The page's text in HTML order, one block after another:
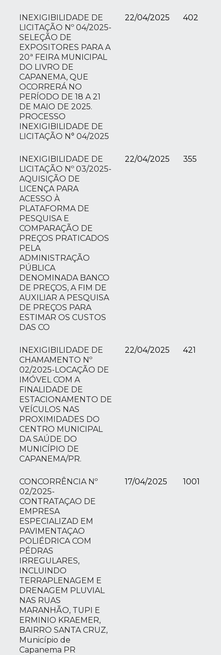
INEXIGIBILIDADE DE
LICITAÇÃO Nº 04/2025-
SELEÇÃO DE
EXPOSITORES PARA A
20ª FEIRA MUNICIPAL
DO LIVRO DE
CAPANEMA, QUE
OCORRERÁ NO
PERÍODO DE 18 A 21
DE MAIO DE 2025.
PROCESSO
INEXIGIBILIDADE DE
LICITAÇÃO N° 04/2025
22/04/2025 402
INEXIGIBILIDADE DE
LICITAÇÃO Nº 03/2025-
AQUISIÇÃO DE
LICENÇA PARA
ACESSO À
PLATAFORMA DE
PESQUISA E
COMPARAÇÃO DE
PREÇOS PRATICADOS
PELA
ADMINISTRAÇÃO
PÚBLICA
DENOMINADA BANCO
DE PREÇOS, A FIM DE
AUXILIAR A PESQUISA
DE PREÇOS PARA
ESTIMAR OS CUSTOS
DAS CO
22/04/2025 355
INEXIGIBILIDADE DE
CHAMAMENTO Nº
02/2025-LOCAÇÃO DE
IMÓVEL COM A
FINALIDADE DE
ESTACIONAMENTO DE
VEÍCULOS NAS
PROXIMIDADES DO
CENTRO MUNICIPAL
DA SAÚDE DO
MUNICÍPIO DE
CAPANEMA/PR.
22/04/2025 421
CONCORRÊNCIA Nº
02/2025-
CONTRATAÇAO DE
EMPRESA
ESPECIALIZAD EM
PAVIMENTAÇAO
POLIÉDRICA COM
PÉDRAS
IRREGULARES,
INCLUINDO
TERRAPLENAGEM E
DRENAGEM PLUVIAL
NAS RUAS
MARANHÃO, TUPI E
ERMINIO KRAEMER,
BAIRRO SANTA CRUZ,
Município de
Capanema PR
17/04/2025 1001